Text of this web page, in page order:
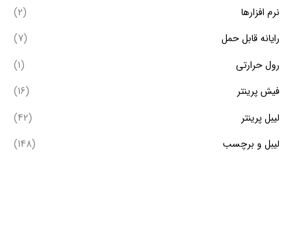
نرم افزارها
(2)
رایانه قابل حمل
(7)
رول حرارتی
(1)
فیش پرینتر
(16)
لیبل پرینتر
(42)
لیبل و برچسب
(148)